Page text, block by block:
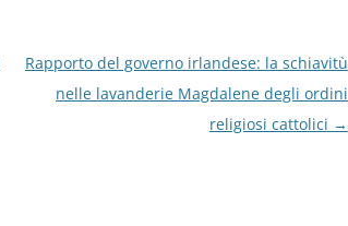
Rapporto del governo irlandese: la schiavitù
nelle lavanderie Magdalene degli ordini
religiosi cattolici →